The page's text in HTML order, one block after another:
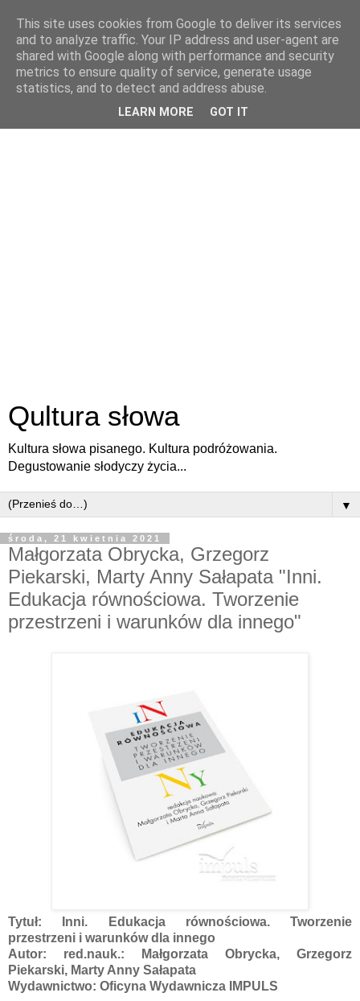
Qultura słowa
Kultura słowa pisanego. Kultura podróżowania.
Degustowanie słodyczy życia...
▼
środa, 21 kwietnia 2021
Małgorzata Obrycka, Grzegorz
Piekarski, Marty Anny Sałapata "Inni.
Edukacja równościowa. Tworzenie
przestrzeni i warunków dla innego"
Tytuł: Inni. Edukacja równościowa. Tworzenie
przestrzeni i warunków dla innego
Autor: red.nauk.: Małgorzata Obrycka, Grzegorz
Piekarski, Marty Anny Sałapata
Wydawnictwo: Oficyna Wydawnicza IMPULS
This site uses cookies from Google to deliver its services
and to analyze traffic. Your IP address and user-agent are
shared with Google along with performance and security
metrics to ensure quality of service, generate usage
statistics, and to detect and address abuse.
LEARN MORE GOT IT